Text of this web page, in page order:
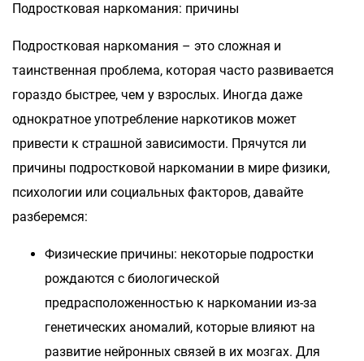
Подростковая наркомания: причины
Подростковая наркомания – это сложная и
таинственная проблема, которая часто развивается
гораздо быстрее, чем у взрослых. Иногда даже
однократное употребление наркотиков может
привести к страшной зависимости. Прячутся ли
причины подростковой наркомании в мире физики,
психологии или социальных факторов, давайте
разберемся:
Физические причины: некоторые подростки
рождаются с биологической
предрасположенностью к наркомании из-за
генетических аномалий, которые влияют на
развитие нейронных связей в их мозгах. Для